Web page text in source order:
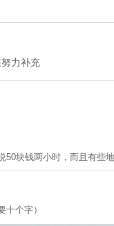
力补充
50块钱两小时，而且有些
十个字）